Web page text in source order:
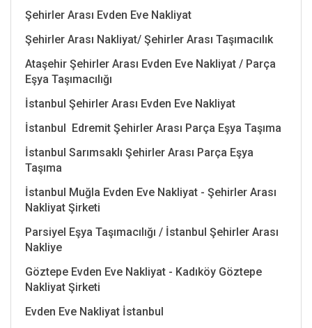
Şehirler Arası Evden Eve Nakliyat
Şehirler Arası Nakliyat/ Şehirler Arası Taşımacılık
Ataşehir Şehirler Arası Evden Eve Nakliyat / Parça
Eşya Taşımacılığı
İstanbul Şehirler Arası Evden Eve Nakliyat
İstanbul Edremit Şehirler Arası Parça Eşya Taşıma
İstanbul Sarımsaklı Şehirler Arası Parça Eşya
Taşıma
İstanbul Muğla Evden Eve Nakliyat - Şehirler Arası
Nakliyat Şirketi
Parsiyel Eşya Taşımacılığı / İstanbul Şehirler Arası
Nakliye
Göztepe Evden Eve Nakliyat - Kadıköy Göztepe
Nakliyat Şirketi
Evden Eve Nakliyat İstanbul